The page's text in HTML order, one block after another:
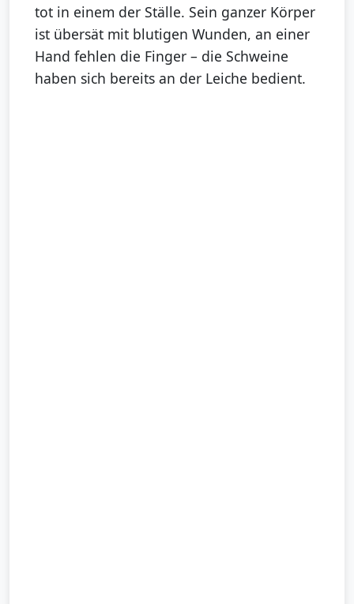
tot in einem der Ställe. Sein ganzer Körper
ist übersät mit blutigen Wunden, an einer
Hand fehlen die Finger – die Schweine
haben sich bereits an der Leiche bedient.